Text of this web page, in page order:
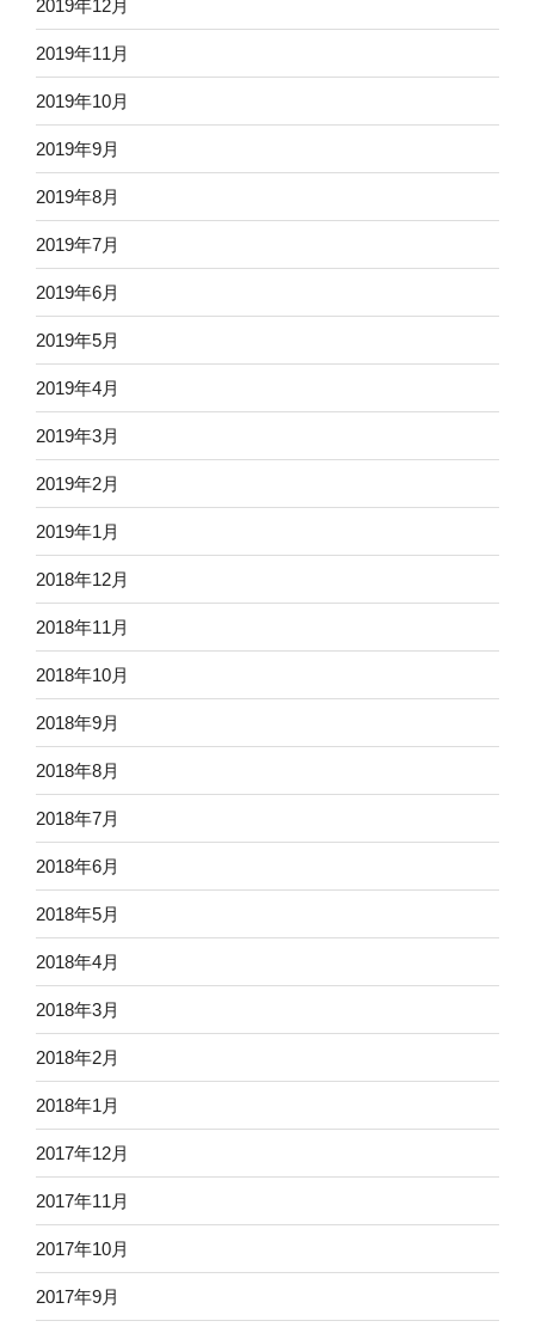
2019年12月
2019年11月
2019年10月
2019年9月
2019年8月
2019年7月
2019年6月
2019年5月
2019年4月
2019年3月
2019年2月
2019年1月
2018年12月
2018年11月
2018年10月
2018年9月
2018年8月
2018年7月
2018年6月
2018年5月
2018年4月
2018年3月
2018年2月
2018年1月
2017年12月
2017年11月
2017年10月
2017年9月